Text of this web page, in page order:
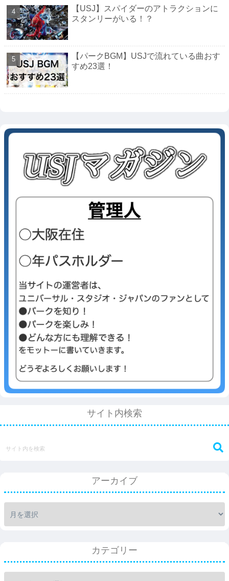
【USJ】スパイダーのアトラクションに
スタンリーがいる！？
【パークBGM】USJで流れている曲おす
すめ23選！
サイト内検索
アーカイブ
カテゴリー